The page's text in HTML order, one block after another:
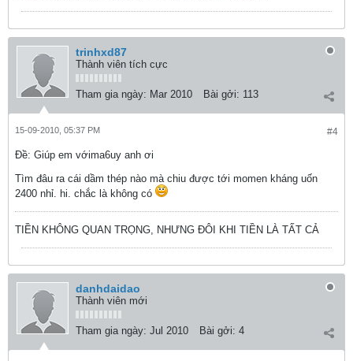
trinhxd87
Thành viên tích cực
Tham gia ngày: Mar 2010 Bài gởi: 113
#4
15-09-2010, 05:37 PM
Ðề: Giúp em vớima6uy anh ơi
Tìm đâu ra cái dầm thép nào mà chiu được tới momen kháng uốn
2400 nhỉ. hi. chắc là không có
TIỀN KHÔNG QUAN TRỌNG, NHƯNG ĐÔI KHI TIỀN LÀ TẤT CẢ
danhdaidao
Thành viên mới
Tham gia ngày: Jul 2010 Bài gởi: 4